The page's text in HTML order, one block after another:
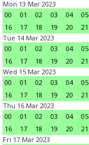
Mon 13 Mar 2023
00
01 02 03 04 05
16
17 18 19 20 21
Tue 14 Mar 2023
00
01 02 03 04 05
16
17 18 19 20 21
Wed 15 Mar 2023
00
01 02 03 04 05
16
17 18 19 20 21
Thu 16 Mar 2023
00
01 02 03 04 05
16
17 18 19 20 21
Fri 17 Mar 2023